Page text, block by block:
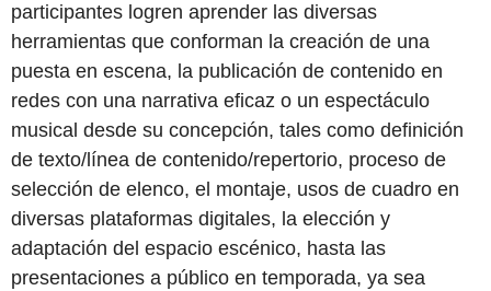
participantes logren aprender las diversas
herramientas que conforman la creación de una
puesta en escena, la publicación de contenido en
redes con una narrativa eficaz o un espectáculo
musical desde su concepción, tales como definición
de texto/línea de contenido/repertorio, proceso de
selección de elenco, el montaje, usos de cuadro en
diversas plataformas digitales, la elección y
adaptación del espacio escénico, hasta las
presentaciones a público en temporada, ya sea